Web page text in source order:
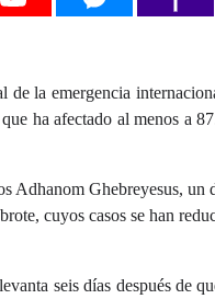
la emergencia
ha afectado al menos a
Adhanom Ghebreyesus, un
cuyos casos se han
seis días después de